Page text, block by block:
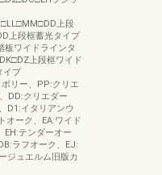
上段
上段框蓄光タイプ
ワイドラインタ
上段框ワイド
イプ
リー、PP:クリエ
DD:クリエダー
D1:イタリアンウ
オーク、EA:ワイド
EH:テンダーオー
ラフオーク、EJ:
ジュエルム旧版カ